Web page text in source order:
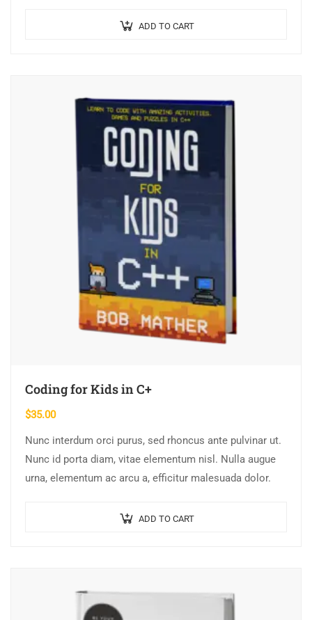
ADD TO CART
Coding for Kids in C+
$35.00
Nunc interdum orci purus, sed rhoncus ante pulvinar ut.
Nunc id porta diam, vitae elementum nisl. Nulla augue
urna, elementum ac arcu a, efficitur malesuada dolor.
ADD TO CART